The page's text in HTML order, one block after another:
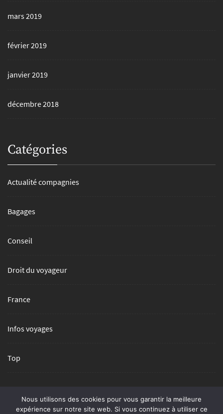
mars 2019
février 2019
janvier 2019
décembre 2018
Catégories
Actualité compagnies
Bagages
Conseil
Droit du voyageur
France
Infos voyages
Top
Nous utilisons des cookies pour vous garantir la meilleure
expérience sur notre site web. Si vous continuez à utiliser ce